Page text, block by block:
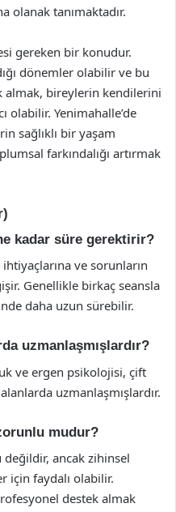
olanak tanımaktadır.
gereken bir konudur.
dönemler olabilir ve bu
almak, bireylerin kendilerini
olabilir. Yenimahalle’de
sağlıklı bir yaşam
farkındalığı artırmak
kadar süre gerektirir?
ve sorunların
Genellikle birkaç seansla
daha uzun sürebilir.
uzmanlaşmışlardır?
ve ergen psikolojisi, çift
uzmanlaşmışlardır.
mudur?
ancak zihinsel
için faydalı olabilir.
destek almak